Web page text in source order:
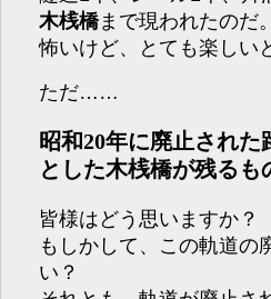
木桟橋まで現われたのだ。
怖いけど、とても楽しい
ただ……
昭和20年に廃止され
とした木桟橋が残る
皆様はどう思いますか？
もしかして、この軌道の
い？